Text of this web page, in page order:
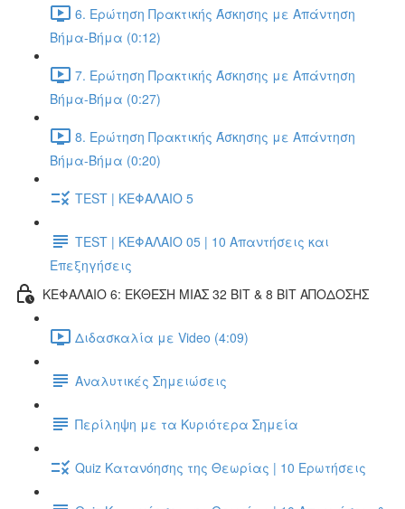
6. Ερώτηση Πρακτικής Άσκησης με Απάντηση
Βήμα-Βήμα (0:12)
7. Ερώτηση Πρακτικής Άσκησης με Απάντηση
Βήμα-Βήμα (0:27)
8. Ερώτηση Πρακτικής Άσκησης με Απάντηση
Βήμα-Βήμα (0:20)
TEST | ΚΕΦΑΛΑΙΟ 5
TEST | ΚΕΦΑΛΑΙΟ 05 | 10 Απαντήσεις και
Επεξηγήσεις
ΚΕΦΑΛΑΙΟ 6: ΕΚΘΕΣΗ ΜΙΑΣ 32 BIT & 8 BIT ΑΠΟΔΟΣΗΣ
Διδασκαλία με Video (4:09)
Αναλυτικές Σημειώσεις
Περίληψη με τα Κυριότερα Σημεία
Quiz Κατανόησης της Θεωρίας | 10 Ερωτήσεις